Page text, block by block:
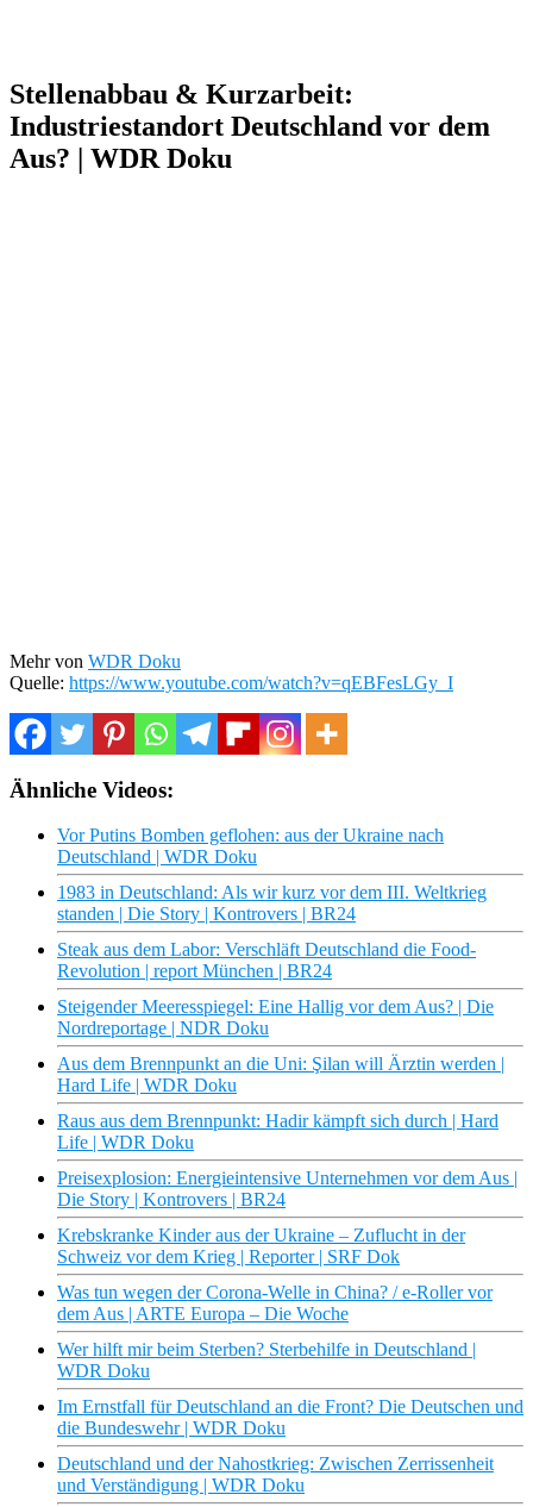
Stellenabbau & Kurzarbeit:
Industriestandort Deutschland vor dem
Aus? | WDR Doku
Mehr von WDR Doku
Quelle: https://www.youtube.com/watch?v=qEBFesLGy_I
Ähnliche Videos:
Vor Putins Bomben geflohen: aus der Ukraine nach
Deutschland | WDR Doku
1983 in Deutschland: Als wir kurz vor dem III. Weltkrieg
standen | Die Story | Kontrovers | BR24
Steak aus dem Labor: Verschläft Deutschland die Food-
Revolution | report München | BR24
Steigender Meeresspiegel: Eine Hallig vor dem Aus? | Die
Nordreportage | NDR Doku
Aus dem Brennpunkt an die Uni: Şilan will Ärztin werden |
Hard Life | WDR Doku
Raus aus dem Brennpunkt: Hadir kämpft sich durch ​| Hard
Life | WDR Doku
Preisexplosion: Energieintensive Unternehmen vor dem Aus |
Die Story | Kontrovers | BR24
Krebskranke Kinder aus der Ukraine – Zuflucht in der
Schweiz vor dem Krieg | Reporter | SRF Dok
Was tun wegen der Corona-Welle in China? / e-Roller vor
dem Aus | ARTE Europa – Die Woche
Wer hilft mir beim Sterben? Sterbehilfe in Deutschland |
WDR Doku
Im Ernstfall für Deutschland an die Front? Die Deutschen und
die Bundeswehr | WDR Doku
Deutschland und der Nahostkrieg: Zwischen Zerrissenheit
und Verständigung | WDR Doku